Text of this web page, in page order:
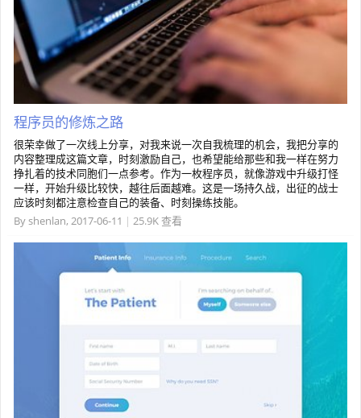
程序员的修炼之路
很荣幸做了一次线上分享，对我来说一次自我梳理的机会，我把分享的
内容整理成这篇文章，时刻激励自己，也希望能给那些和我一样在努力
挣扎着的技术同胞们一点参考。作为一枚程序员，就像游戏中升级打怪
一样，开始升级比较快，越往后面越难。这是一场持久战，出征的战士
应该时刻都注意检查自己的装备、时刻操练技能。
Byshenlan, 2017-06-11 | 25.9K 查看